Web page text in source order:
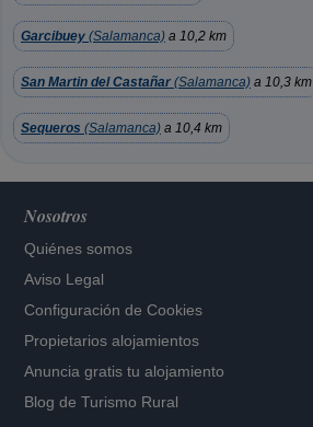
Garcibuey (Salamanca) a 10,2 km
San Martin del Castañar (Salamanca) a 10,3 km
Sequeros (Salamanca) a 10,4 km
Nosotros
Quiénes somos
Aviso Legal
Configuración de Cookies
Propietarios alojamientos
Anuncia gratis tu alojamiento
Blog de Turismo Rural